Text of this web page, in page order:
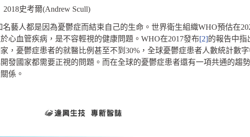
史考爾(Andrew Scull)
藝人都是因為憂鬱症而結束自己的生命。世界衛生組織WHO預估在
心血管疾病，是不容輕視的健康問題。WHO在2017發布[2]的報告中指
，憂鬱症患者的就醫比例甚至不到30%，全球憂鬱症患者人數統計數
發國家都需要正視的問題。而在全球的憂鬱症患者還有一項共通的趨
係。